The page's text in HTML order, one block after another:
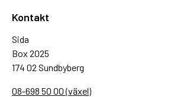
Kontakt
Sida
Box 2025
174 02 Sundbyberg
08-698 50 00 (växel)